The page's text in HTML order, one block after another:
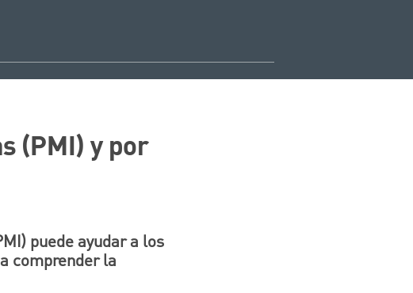
(PMI) y por
puede ayudar a los
comprender la